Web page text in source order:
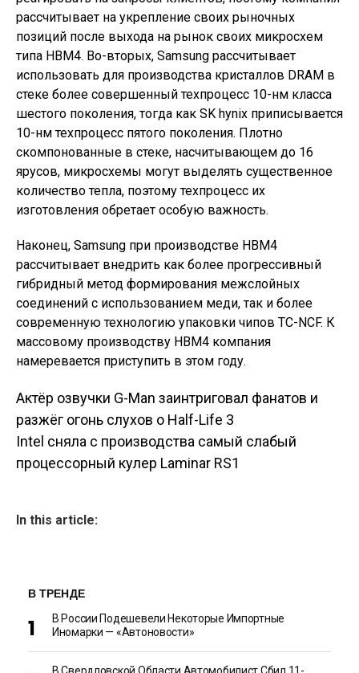
рассчитывает на укрепление своих рыночных
позиций после выхода на рынок своих микросхем
типа HBM4. Во-вторых, Samsung рассчитывает
использовать для производства кристаллов DRAM в
стеке более совершенный техпроцесс 10-нм класса
шестого поколения, тогда как SK hynix приписывается
10-нм техпроцесс пятого поколения. Плотно
скомпонованные в стеке, насчитывающем до 16
ярусов, микросхемы могут выделять существенное
количество тепла, поэтому техпроцесс их
изготовления обретает особую важность.
Наконец, Samsung при производстве HBM4
рассчитывает внедрить как более прогрессивный
гибридный метод формирования межслойных
соединений с использованием меди, так и более
современную технологию упаковки чипов TC-NCF. К
массовому производству HBM4 компания
намеревается приступить в этом году.
Навигация по
записям
Актёр озвучки G-Man заинтриговал фанатов и
разжёг огонь слухов о Half-Life 3
Intel сняла с производства самый слабый
процессорный кулер Laminar RS1
In this article:
В ТРЕНДЕ
В России Подешевели Некоторые Импортные
Иномарки — «Автоновости»